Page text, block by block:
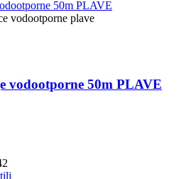
vodootporne 50m PLAVE